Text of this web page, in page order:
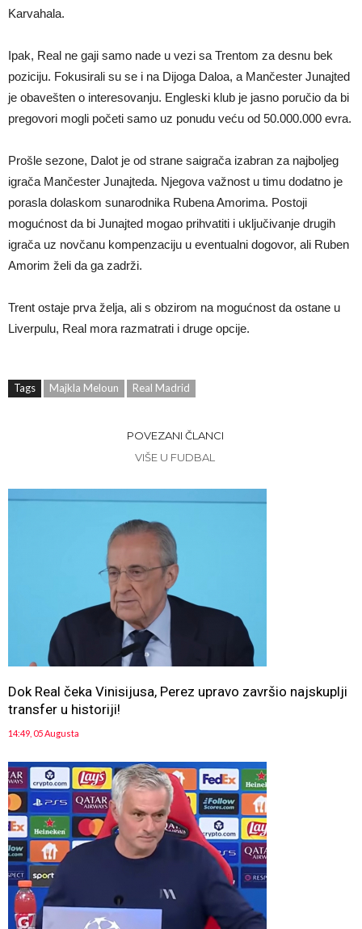
Karvahala.
Ipak, Real ne gaji samo nade u vezi sa Trentom za desnu bek
poziciju. Fokusirali su se i na Dijoga Daloa, a Mančester Junajted
je obavešten o interesovanju. Engleski klub je jasno poručio da bi
pregovori mogli početi samo uz ponudu veću od 50.000.000 evra.
Prošle sezone, Dalot je od strane saigrača izabran za najboljeg
igrača Mančester Junajteda. Njegova važnost u timu dodatno je
porasla dolaskom sunarodnika Rubena Amorima. Postoji
mogućnost da bi Junajted mogao prihvatiti i uključivanje drugih
igrača uz novčanu kompenzaciju u eventualni dogovor, ali Ruben
Amorim želi da ga zadrži.
Trent ostaje prva želja, ali s obzirom na mogućnost da ostane u
Liverpulu, Real mora razmatrati i druge opcije.
Tags Majkla Meloun Real Madrid
POVEZANI ČLANCI
VIŠE U FUDBAL
Dok Real čeka Vinisijusa, Perez upravo završio najskuplji
transfer u historiji!
14:49, 05 Augusta